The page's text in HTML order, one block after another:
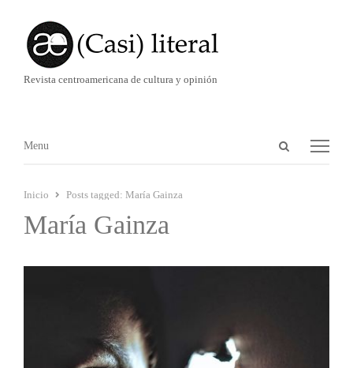
Revista centroamericana de cultura y opinión
Abrir
Menú
Menu
Inicio Posts tagged: María Gainza
María Gainza